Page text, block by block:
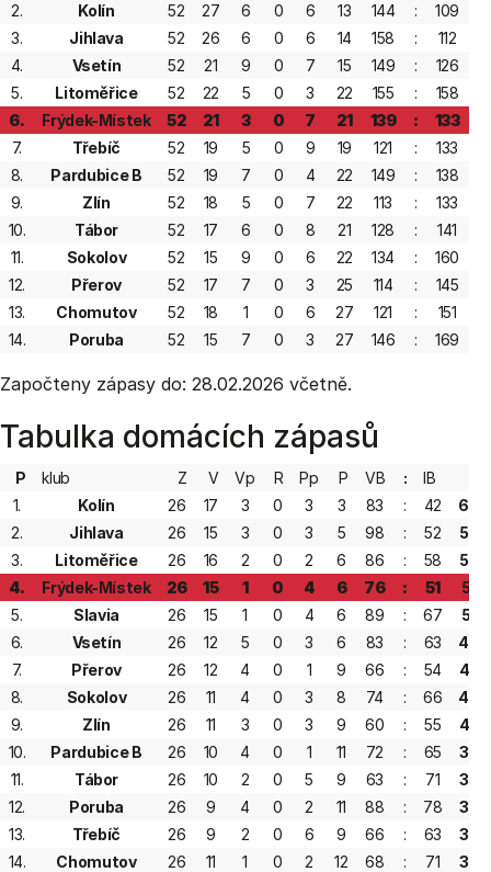
2.
Kolín 52 27 6 0 6 13 144 : 109
3.
Jihlava 52 26 6 0 6 14 158 : 112
4.
Vsetín 52 21 9 0 7 15 149 : 126
5.
Litoměřice 52 22 5 0 3 22 155 : 158
6.
Frýdek-Místek 52 21 3 0 7 21 139 : 133
7.
Třebíč 52 19 5 0 9 19 121 : 133
8.
Pardubice B 52 19 7 0 4 22 149 : 138
9.
Zlín 52 18 5 0 7 22 113 : 133
10.
Tábor 52 17 6 0 8 21 128 : 141
11.
Sokolov 52 15 9 0 6 22 134 : 160
12.
Přerov 52 17 7 0 3 25 114 : 145
13.
Chomutov 52 18 1 0 6 27 121 : 151
14.
Poruba 52 15 7 0 3 27 146 : 169
Započteny zápasy do: 28.02.2026 včetně.
Tabulka domácích zápasů
P klub Z V Vp R Pp P VB : IB
1.
Kolín 26 17 3 0 3 3 83 : 42
60
2.
Jihlava 26 15 3 0 3 5 98 : 52
54
3.
Litoměřice 26 16 2 0 2 6 86 : 58
54
4.
Frýdek-Místek 26 15 1 0 4 6 76 : 51
51
5.
Slavia 26 15 1 0 4 6 89 : 67
51
6.
Vsetín 26 12 5 0 3 6 83 : 63
49
7.
Přerov 26 12 4 0 1 9 66 : 54
45
8.
Sokolov 26 11 4 0 3 8 74 : 66
44
9.
Zlín 26 11 3 0 3 9 60 : 55
42
10.
Pardubice B 26 10 4 0 1 11 72 : 65
39
11.
Tábor 26 10 2 0 5 9 63 : 71
39
12.
Poruba 26 9 4 0 2 11 88 : 78
37
13.
Třebíč 26 9 2 0 6 9 66 : 63
37
14.
Chomutov 26 11 1 0 2 12 68 : 71 37